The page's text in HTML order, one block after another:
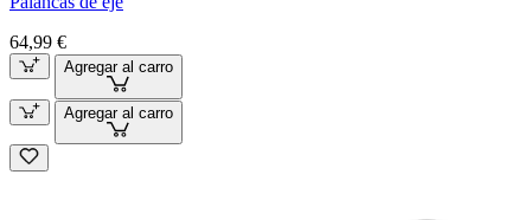
64,99 €
Agregar al carro
Agregar al carro